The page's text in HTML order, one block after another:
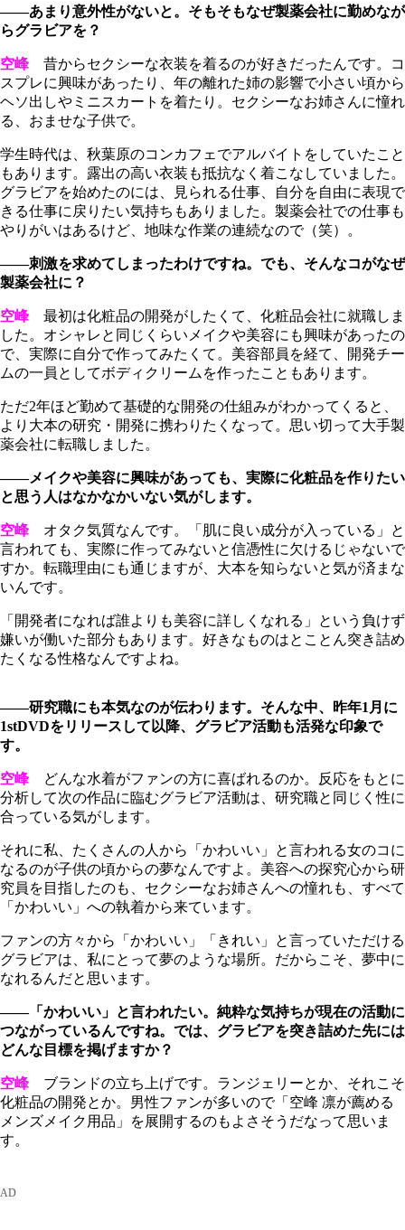
――あまり意外性がないと。そもそもなぜ製薬会社に勤めなが
らグラビアを？
空峰昔からセクシーな衣装を着るのが好きだったんです。コ
スプレに興味があったり、年の離れた姉の影響で小さい頃から
ヘソ出しやミニスカートを着たり。セクシーなお姉さんに憧れ
る、おませな子供で。
学生時代は、秋葉原のコンカフェでアルバイトをしていたこと
もあります。露出の高い衣装も抵抗なく着こなしていました。
グラビアを始めたのには、見られる仕事、自分を自由に表現で
きる仕事に戻りたい気持ちもありました。製薬会社での仕事も
やりがいはあるけど、地味な作業の連続なので（笑）。
――刺激を求めてしまったわけですね。でも、そんなコがなぜ
製薬会社に？
空峰最初は化粧品の開発がしたくて、化粧品会社に就職しま
した。オシャレと同じくらいメイクや美容にも興味があったの
で、実際に自分で作ってみたくて。美容部員を経て、開発チー
ムの一員としてボディクリームを作ったこともあります。
ただ2年ほど勤めて基礎的な開発の仕組みがわかってくると、
より大本の研究・開発に携わりたくなって。思い切って大手製
薬会社に転職しました。
――メイクや美容に興味があっても、実際に化粧品を作りたい
と思う人はなかなかいない気がします。
空峰オタク気質なんです。「肌に良い成分が入っている」と
言われても、実際に作ってみないと信憑性に欠けるじゃないで
すか。転職理由にも通じますが、大本を知らないと気が済まな
いんです。
「開発者になれば誰よりも美容に詳しくなれる」という負けず
嫌いが働いた部分もあります。好きなものはとことん突き詰め
たくなる性格なんですよね。
――研究職にも本気なのが伝わります。そんな中、昨年1月に
1stDVDをリリースして以降、グラビア活動も活発な印象で
す。
空峰どんな水着がファンの方に喜ばれるのか。反応をもとに
分析して次の作品に臨むグラビア活動は、研究職と同じく性に
合っている気がします。
それに私、たくさんの人から「かわいい」と言われる女のコに
なるのが子供の頃からの夢なんですよ。美容への探究心から研
究員を目指したのも、セクシーなお姉さんへの憧れも、すべて
「かわいい」への執着から来ています。
ファンの方々から「かわいい」「きれい」と言っていただける
グラビアは、私にとって夢のような場所。だからこそ、夢中に
なれるんだと思います。
――「かわいい」と言われたい。純粋な気持ちが現在の活動に
つながっているんですね。では、グラビアを突き詰めた先には
どんな目標を掲げますか？
空峰ブランドの立ち上げです。ランジェリーとか、それこそ
化粧品の開発とか。男性ファンが多いので「空峰 凛が薦める
メンズメイク用品」を展開するのもよさそうだなって思いま
す。